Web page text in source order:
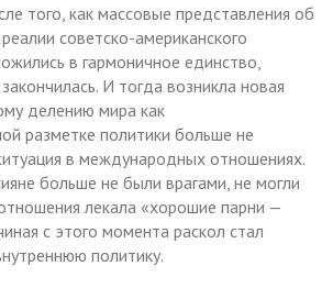
того, как массовые представления об
советско-американского
в гармоничное единство,
И тогда возникла новая
делению мира как
разметке политики больше не
в международных отношениях.
больше не были врагами, не могли
лекала «хорошие парни —
с этого момента раскол стал
политику.